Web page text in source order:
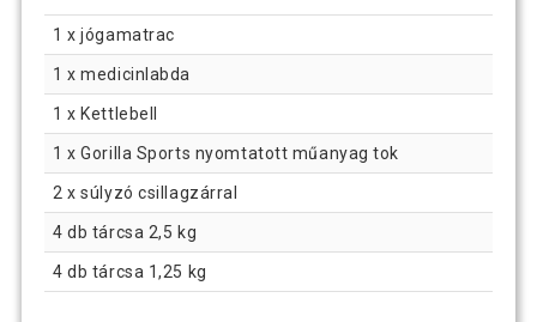
1 x jógamatrac
1 x medicinlabda
1 x Kettlebell
1 x Gorilla Sports nyomtatott műanyag tok
2 x súlyzó csillagzárral
4 db tárcsa 2,5 kg
4 db tárcsa 1,25 kg